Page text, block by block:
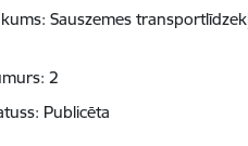
Sauszemes
2
Publicēta